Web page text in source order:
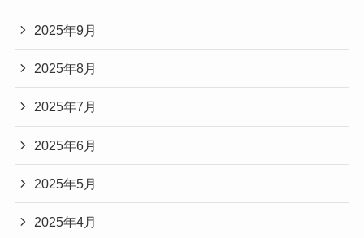
2025年9月
2025年8月
2025年7月
2025年6月
2025年5月
2025年4月